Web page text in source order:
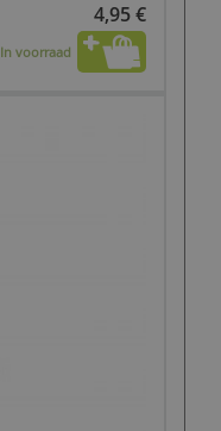
4,95 €
In voorraad